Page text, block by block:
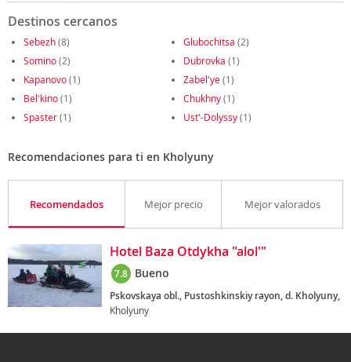
Destinos cercanos
Sebezh(8) Glubochitsa (2)
Somino(2) Dubrovka (1)
Kapanovo(1) Zabel'ye(1)
Bel'kino(1) Chukhny(1)
Spaster(1) Ust'-Dolyssy(1)
Recomendaciones para ti en Kholyuny
Recomendados Mejor precio Mejor valorados
Hotel Baza Otdykha "alol'"
7.8 Bueno
Pskovskaya obl., Pustoshkinskiy rayon, d. Kholyuny,
Kholyuny